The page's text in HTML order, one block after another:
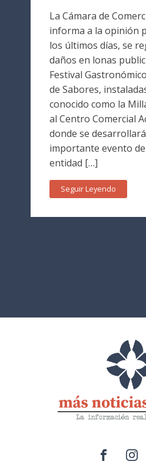
La Cámara de
informa a la opinión
los últimos días, se
daños en lonas
Festival
de Sabores,
conocido como la
al Centro Comercial
donde se
importante evento de
entidad […]
Seguir Leyendo